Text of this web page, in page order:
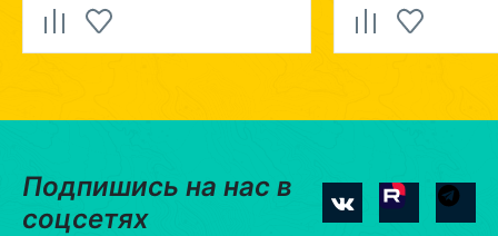
Подпишись на нас в
соцсетях